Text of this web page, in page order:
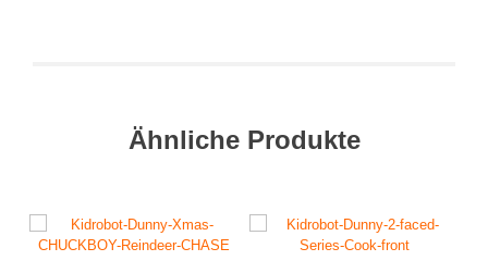
Ähnliche Produkte